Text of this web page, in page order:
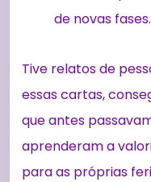
de novas fases.
Tive relatos de
essas cartas,
que antes
aprenderam a
para as próprias